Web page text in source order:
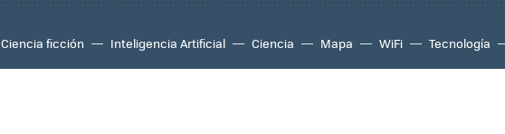
Ciencia ficción Inteligencia Artificial Ciencia Mapa WiFi Tecnología